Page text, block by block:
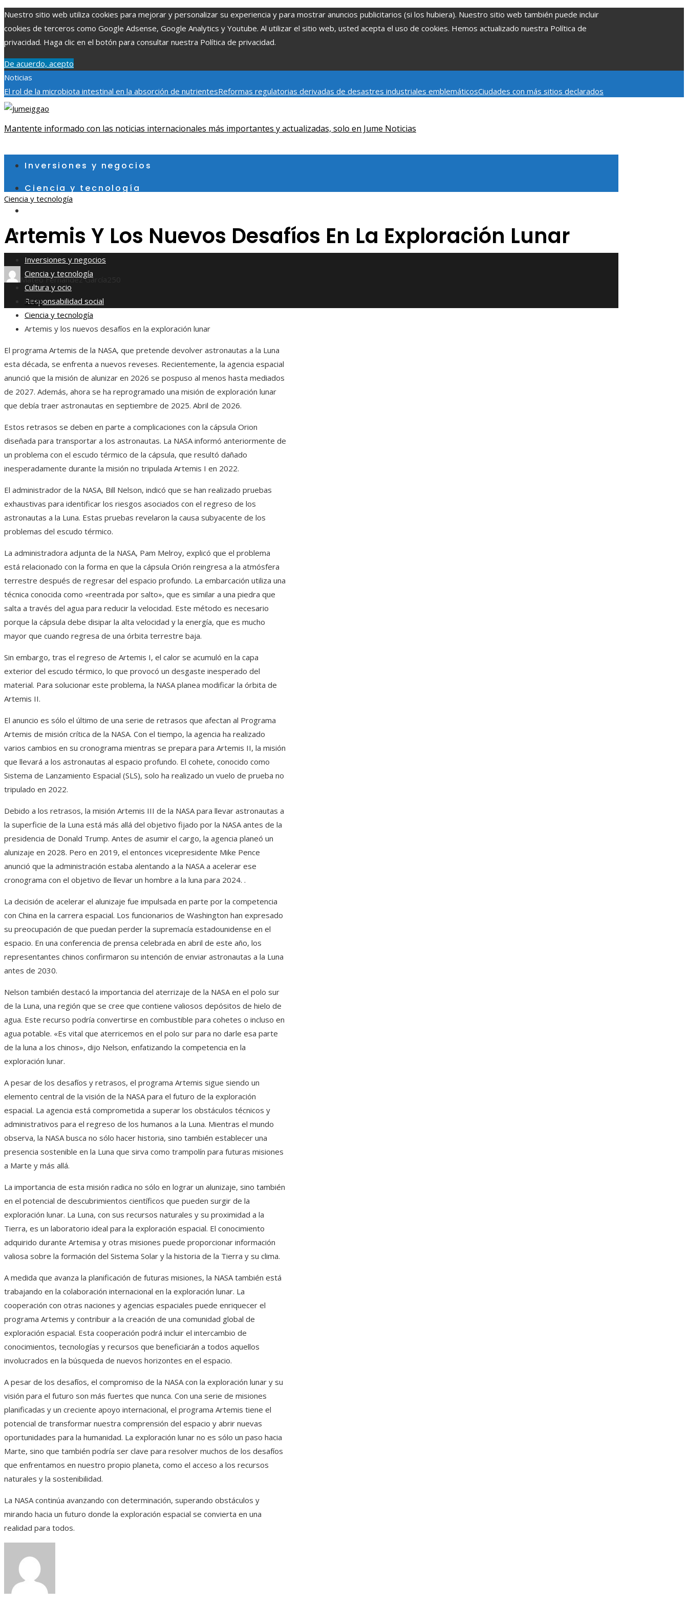
Nuestro sitio web utiliza cookies para mejorar y personalizar su experiencia y para mostrar anuncios publicitarios (si los hubiera). Nuestro sitio web también puede incluir
cookies de terceros como Google Adsense, Google Analytics y Youtube. Al utilizar el sitio web, usted acepta el uso de cookies. Hemos actualizado nuestra Política de
privacidad. Haga clic en el botón para consultar nuestra Política de privacidad.
De acuerdo, acepto
Noticias
El rol de la microbiota intestinal en la absorción de nutrientesReformas regulatorias derivadas de desastres industriales emblemáticosCiudades con más sitios declarados
Patrimonio de la Humanidad y su importancia
sábado, agosto 8
Mantente informado con las noticias internacionales más importantes y actualizadas, solo en Jume Noticias
Inversiones y negocios
Ciencia y tecnología
Responsabilidad social
Inversiones y negocios
Ciencia y tecnología
Cultura y ocio
Responsabilidad social
Ciencia y tecnología
Artemis Y Los Nuevos Desafíos En La Exploración Lunar
Mateo Fernández García
Inicio
Ciencia y tecnología
Artemis y los nuevos desafíos en la exploración lunar
El programa Artemis de la NASA, que pretende devolver astronautas a la Luna
esta década, se enfrenta a nuevos reveses. Recientemente, la agencia espacial
anunció que la misión de alunizar en 2026 se pospuso al menos hasta mediados
de 2027. Además, ahora se ha reprogramado una misión de exploración lunar
que debía traer astronautas en septiembre de 2025. Abril de 2026.
Estos retrasos se deben en parte a complicaciones con la cápsula Orion
diseñada para transportar a los astronautas. La NASA informó anteriormente de
un problema con el escudo térmico de la cápsula, que resultó dañado
inesperadamente durante la misión no tripulada Artemis I en 2022.
El administrador de la NASA, Bill Nelson, indicó que se han realizado pruebas
exhaustivas para identificar los riesgos asociados con el regreso de los
astronautas a la Luna. Estas pruebas revelaron la causa subyacente de los
problemas del escudo térmico.
La administradora adjunta de la NASA, Pam Melroy, explicó que el problema
está relacionado con la forma en que la cápsula Orión reingresa a la atmósfera
terrestre después de regresar del espacio profundo. La embarcación utiliza una
técnica conocida como «reentrada por salto», que es similar a una piedra que
salta a través del agua para reducir la velocidad. Este método es necesario
porque la cápsula debe disipar la alta velocidad y la energía, que es mucho
mayor que cuando regresa de una órbita terrestre baja.
Sin embargo, tras el regreso de Artemis I, el calor se acumuló en la capa
exterior del escudo térmico, lo que provocó un desgaste inesperado del
material. Para solucionar este problema, la NASA planea modificar la órbita de
Artemis II.
El anuncio es sólo el último de una serie de retrasos que afectan al Programa
Artemis de misión crítica de la NASA. Con el tiempo, la agencia ha realizado
varios cambios en su cronograma mientras se prepara para Artemis II, la misión
que llevará a los astronautas al espacio profundo. El cohete, conocido como
Sistema de Lanzamiento Espacial (SLS), solo ha realizado un vuelo de prueba no
tripulado en 2022.
Debido a los retrasos, la misión Artemis III de la NASA para llevar astronautas a
la superficie de la Luna está más allá del objetivo fijado por la NASA antes de la
presidencia de Donald Trump. Antes de asumir el cargo, la agencia planeó un
alunizaje en 2028. Pero en 2019, el entonces vicepresidente Mike Pence
anunció que la administración estaba alentando a la NASA a acelerar ese
cronograma con el objetivo de llevar un hombre a la luna para 2024. .
La decisión de acelerar el alunizaje fue impulsada en parte por la competencia
con China en la carrera espacial. Los funcionarios de Washington han expresado
su preocupación de que puedan perder la supremacía estadounidense en el
espacio. En una conferencia de prensa celebrada en abril de este año, los
representantes chinos confirmaron su intención de enviar astronautas a la Luna
antes de 2030.
Nelson también destacó la importancia del aterrizaje de la NASA en el polo sur
de la Luna, una región que se cree que contiene valiosos depósitos de hielo de
agua. Este recurso podría convertirse en combustible para cohetes o incluso en
agua potable. «Es vital que aterricemos en el polo sur para no darle esa parte
de la luna a los chinos», dijo Nelson, enfatizando la competencia en la
exploración lunar.
A pesar de los desafíos y retrasos, el programa Artemis sigue siendo un
elemento central de la visión de la NASA para el futuro de la exploración
espacial. La agencia está comprometida a superar los obstáculos técnicos y
administrativos para el regreso de los humanos a la Luna. Mientras el mundo
observa, la NASA busca no sólo hacer historia, sino también establecer una
presencia sostenible en la Luna que sirva como trampolín para futuras misiones
a Marte y más allá.
La importancia de esta misión radica no sólo en lograr un alunizaje, sino también
en el potencial de descubrimientos científicos que pueden surgir de la
exploración lunar. La Luna, con sus recursos naturales y su proximidad a la
Tierra, es un laboratorio ideal para la exploración espacial. El conocimiento
adquirido durante Artemisa y otras misiones puede proporcionar información
valiosa sobre la formación del Sistema Solar y la historia de la Tierra y su clima.
A medida que avanza la planificación de futuras misiones, la NASA también está
trabajando en la colaboración internacional en la exploración lunar. La
cooperación con otras naciones y agencias espaciales puede enriquecer el
programa Artemis y contribuir a la creación de una comunidad global de
exploración espacial. Esta cooperación podrá incluir el intercambio de
conocimientos, tecnologías y recursos que beneficiarán a todos aquellos
involucrados en la búsqueda de nuevos horizontes en el espacio.
A pesar de los desafíos, el compromiso de la NASA con la exploración lunar y su
visión para el futuro son más fuertes que nunca. Con una serie de misiones
planificadas y un creciente apoyo internacional, el programa Artemis tiene el
potencial de transformar nuestra comprensión del espacio y abrir nuevas
oportunidades para la humanidad. La exploración lunar no es sólo un paso hacia
Marte, sino que también podría ser clave para resolver muchos de los desafíos
que enfrentamos en nuestro propio planeta, como el acceso a los recursos
naturales y la sostenibilidad.
La NASA continúa avanzando con determinación, superando obstáculos y
mirando hacia un futuro donde la exploración espacial se convierta en una
realidad para todos.